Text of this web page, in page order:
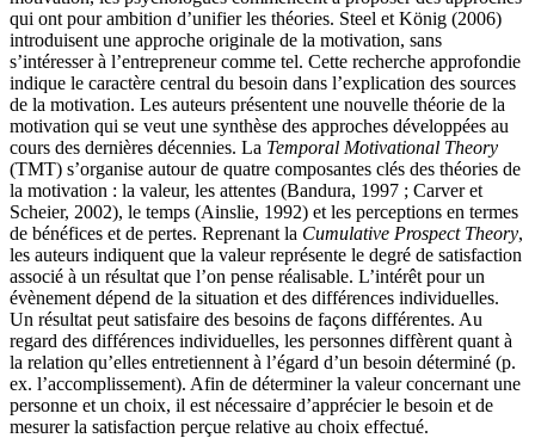
qui ont pour ambition d’unifier les théories. Steel et König (2006)
introduisent une approche originale de la motivation, sans
s’intéresser à l’entrepreneur comme tel. Cette recherche approfondie
indique le caractère central du besoin dans l’explication des sources
de la motivation. Les auteurs présentent une nouvelle théorie de la
motivation qui se veut une synthèse des approches développées au
cours des dernières décennies. La Temporal Motivational Theory
(TMT) s’organise autour de quatre composantes clés des théories de
la motivation : la valeur, les attentes (Bandura, 1997 ; Carver et
Scheier, 2002), le temps (Ainslie, 1992) et les perceptions en termes
de bénéfices et de pertes. Reprenant la Cumulative Prospect Theory,
les auteurs indiquent que la valeur représente le degré de satisfaction
associé à un résultat que l’on pense réalisable. L’intérêt pour un
évènement dépend de la situation et des différences individuelles.
Un résultat peut satisfaire des besoins de façons différentes. Au
regard des différences individuelles, les personnes diffèrent quant à
la relation qu’elles entretiennent à l’égard d’un besoin déterminé (p.
ex. l’accomplissement). Afin de déterminer la valeur concernant une
personne et un choix, il est nécessaire d’apprécier le besoin et de
mesurer la satisfaction perçue relative au choix effectué.